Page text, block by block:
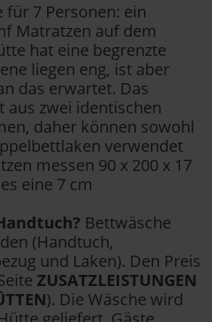
für 7 Personen: ein
Matratzen auf dem
hat eine begrenzte
liegen eng, ist aber
das erwartet. Das
aus zwei identischen
daher können sowohl
verwendet
messen 90 x 200 x 17
eine 7 cm
Bettwäsche
(Handtuch,
und Laken). Den Preis
ZUSATZLEISTUNGEN
). Die Wäsche wird